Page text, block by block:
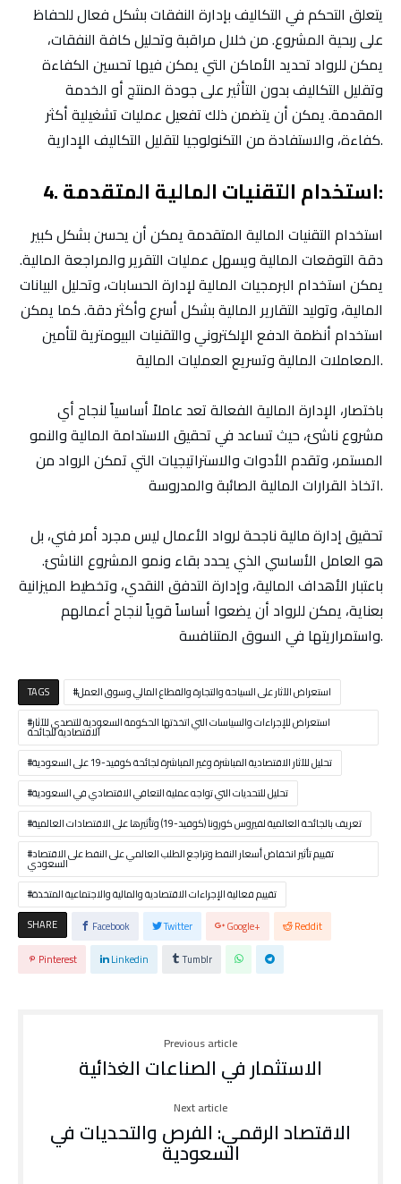
يتعلق التحكم في التكاليف بإدارة النفقات بشكل فعال للحفاظ
على ربحية المشروع. من خلال مراقبة وتحليل كافة النفقات،
يمكن للرواد تحديد الأماكن التي يمكن فيها تحسين الكفاءة
وتقليل التكاليف بدون التأثير على جودة المنتج أو الخدمة
المقدمة. يمكن أن يتضمن ذلك تفعيل عمليات تشغيلية أكثر
كفاءة، والاستفادة من التكنولوجيا لتقليل التكاليف الإدارية.
4. استخدام التقنيات المالية المتقدمة:
استخدام التقنيات المالية المتقدمة يمكن أن يحسن بشكل كبير
دقة التوقعات المالية ويسهل عمليات التقرير والمراجعة المالية.
يمكن استخدام البرمجيات المالية لإدارة الحسابات، وتحليل البيانات
المالية، وتوليد التقارير المالية بشكل أسرع وأكثر دقة. كما يمكن
استخدام أنظمة الدفع الإلكتروني والتقنيات البيومترية لتأمين
المعاملات المالية وتسريع العمليات المالية.
باختصار، الإدارة المالية الفعالة تعد عاملاً أساسياً لنجاح أي
مشروع ناشئ، حيث تساعد في تحقيق الاستدامة المالية والنمو
المستمر، وتقدم الأدوات والاستراتيجيات التي تمكن الرواد من
اتخاذ القرارات المالية الصائبة والمدروسة.
تحقيق إدارة مالية ناجحة لرواد الأعمال ليس مجرد أمر فني، بل
هو العامل الأساسي الذي يحدد بقاء ونمو المشروع الناشئ.
باعتبار الأهداف المالية، وإدارة التدفق النقدي، وتخطيط الميزانية
بعناية، يمكن للرواد أن يضعوا أساساً قوياً لنجاح أعمالهم
واستمراريتها في السوق المتنافسة.
TAGS
استعراض الآثار على السياحة والتجارة والقطاع المالي وسوق العمل
استعراض للإجراءات والسياسات التي اتخذتها الحكومة السعودية للتصدي للآثار
الاقتصادية للجائحة
تحليل للآثار الاقتصادية المباشرة وغير المباشرة لجائحة كوفيد-19 على السعودية
تحليل للتحديات التي تواجه عملية التعافي الاقتصادي في السعودية
تعريف بالجائحة العالمية لفيروس كورونا (كوفيد-19) وتأثيرها على الاقتصادات العالمية
تقييم تأثير انخفاض أسعار النفط وتراجع الطلب العالمي على النفط على الاقتصاد
السعودي
تقييم فعالية الإجراءات الاقتصادية والمالية والاجتماعية المتخذة
SHARE
Facebook Twitter Google+
Reddit
Pinterest
Linkedin Tumblr
Previous article
الاستثمار في الصناعات الغذائية
Next article
الاقتصاد الرقمي: الفرص والتحديات في
السعودية